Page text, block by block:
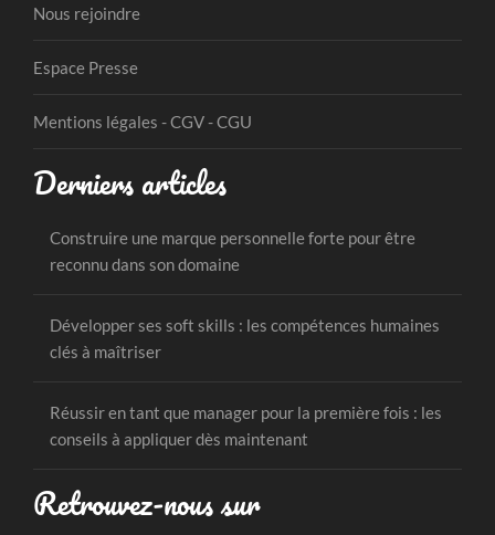
Nous rejoindre
Espace Presse
Mentions légales - CGV - CGU
Derniers articles
Construire une marque personnelle forte pour être
reconnu dans son domaine
Développer ses soft skills : les compétences humaines
clés à maîtriser
Réussir en tant que manager pour la première fois : les
conseils à appliquer dès maintenant
Retrouvez-nous sur